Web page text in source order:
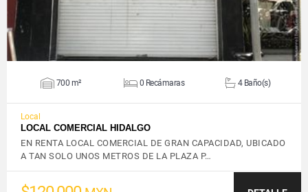
700 m² 0 Recámaras 4 Baño(s)
Local
LOCAL COMERCIAL HIDALGO
EN RENTA LOCAL COMERCIAL DE GRAN CAPACIDAD, UBICADO
A TAN SOLO UNOS METROS DE LA PLAZA P…